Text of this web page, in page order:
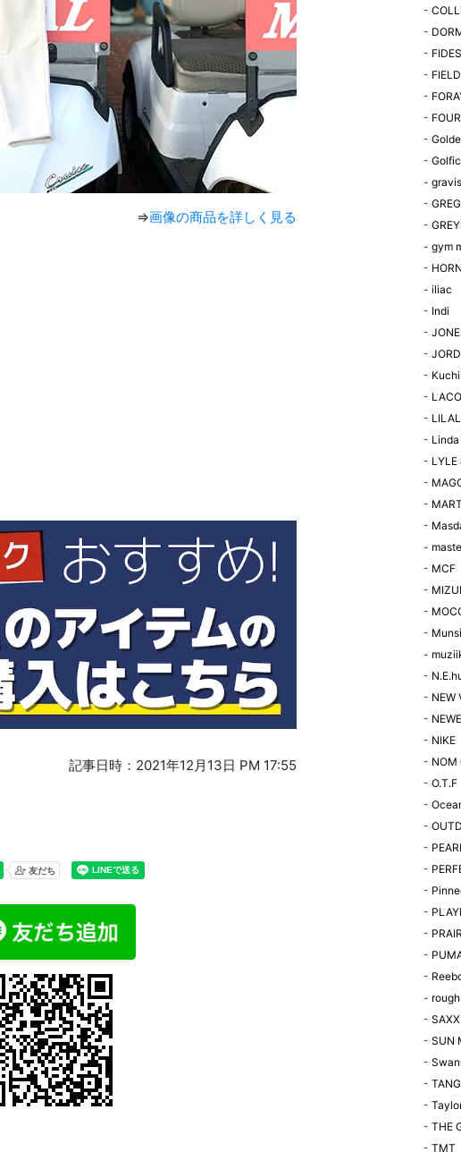
⇒画像の商品を詳しく見る
記事日時：2021年12月13日 PM 17:55
-
-
- FIDES
-
-
-
-
-
- gravis
-
-
- gym
-
- iliac
- Indi
-
-
-
-
-
-
- LYLE
-
-
-
-
- MCF
-
-
-
-
-
- NEW
-
- NIKE
- NOM
- O.T.F
-
-
-
-
-
-
-
-
-
-
- SAXX
- SUN
-
-
-
- THE
- TMT